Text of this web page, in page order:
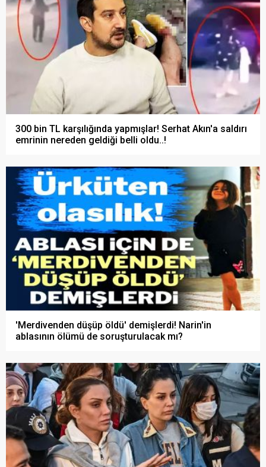
300 bin TL karşılığında yapmışlar! Serhat Akın'a saldırı
emrinin nereden geldiği belli oldu..!
'Merdivenden düşüp öldü' demişlerdi! Narin'in
ablasının ölümü de soruşturulacak mı?